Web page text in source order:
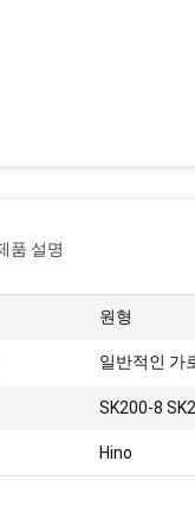
품 설명
원형
일반적인 가
SK200-8
Hino